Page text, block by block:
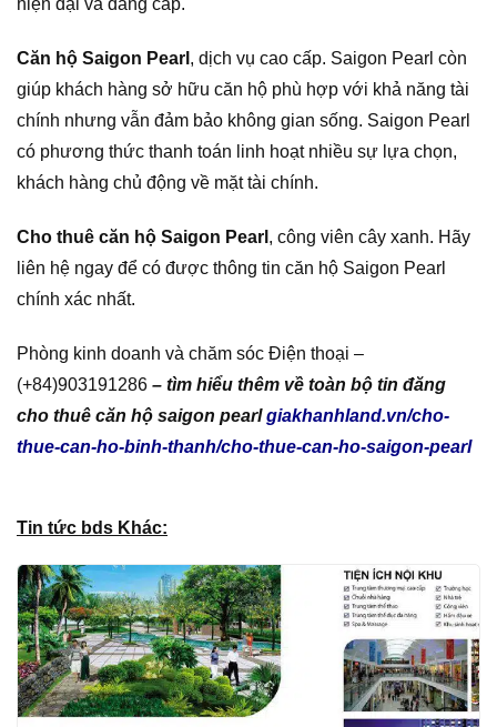
hiện đại và đẳng cấp.
Căn hộ Saigon Pearl , dịch vụ cao cấp. Saigon Pearl còn
giúp khách hàng sở hữu căn hộ phù hợp với khả năng tài
chính nhưng vẫn đảm bảo không gian sống. Saigon Pearl
có phương thức thanh toán linh hoạt nhiều sự lựa chọn,
khách hàng chủ động về mặt tài chính.
Cho thuê căn hộ Saigon Pearl , công viên cây xanh. Hãy
liên hệ ngay để có được thông tin căn hộ Saigon Pearl
chính xác nhất.
Phòng kinh doanh và chăm sóc Điện thoại –
(+84)903191286 – tìm hiểu thêm về toàn bộ tin đăng
cho thuê căn hộ saigon pearlgiakhanhland.vn/cho-
thue-can-ho-binh-thanh/cho-thue-can-ho-saigon-pearl
Tin tức bds Khác: